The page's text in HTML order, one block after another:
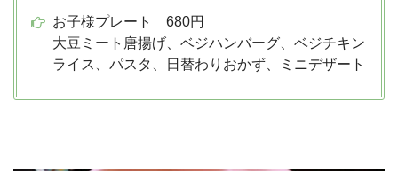
お子様プレート 680円
大豆ミート唐揚げ、ベジハンバーグ、ベジチキン
ライス、パスタ、日替わりおかず、ミニデザート